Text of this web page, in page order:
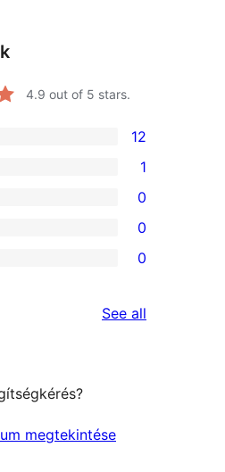
4.9 out of 5 stars.
12
1
0
0
0
See all
megtekintése